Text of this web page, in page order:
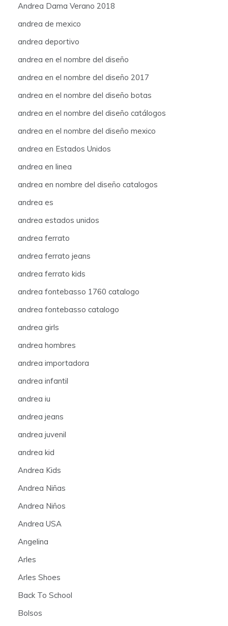
Andrea Dama Verano 2018
andrea de mexico
andrea deportivo
andrea en el nombre del diseño
andrea en el nombre del diseño 2017
andrea en el nombre del diseño botas
andrea en el nombre del diseño catálogos
andrea en el nombre del diseño mexico
andrea en Estados Unidos
andrea en linea
andrea en nombre del diseño catalogos
andrea es
andrea estados unidos
andrea ferrato
andrea ferrato jeans
andrea ferrato kids
andrea fontebasso 1760 catalogo
andrea fontebasso catalogo
andrea girls
andrea hombres
andrea importadora
andrea infantil
andrea iu
andrea jeans
andrea juvenil
andrea kid
Andrea Kids
Andrea Niñas
Andrea Niños
Andrea USA
Angelina
Arles
Arles Shoes
Back To School
Bolsos